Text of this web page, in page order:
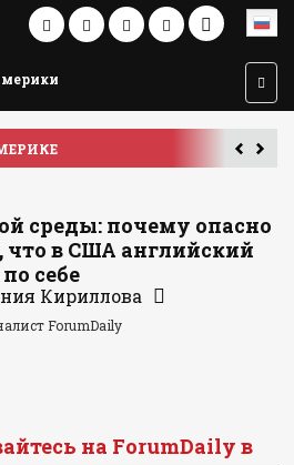
среды: почему опасно
что в США английский
себе
Кириллова
ForumDaily
на ForumDaily в